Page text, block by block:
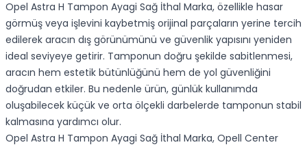
Opel Astra H Tampon Ayagi Sağ İthal Marka, özellikle hasar
görmüş veya işlevini kaybetmiş orijinal parçaların yerine tercih
edilerek aracın dış görünümünü ve güvenlik yapısını yeniden
ideal seviyeye getirir. Tamponun doğru şekilde sabitlenmesi,
aracın hem estetik bütünlüğünü hem de yol güvenliğini
doğrudan etkiler. Bu nedenle ürün, günlük kullanımda
oluşabilecek küçük ve orta ölçekli darbelerde tamponun stabil
kalmasına yardımcı olur.
Opel Astra H Tampon Ayagi Sağ İthal Marka, Opell Center